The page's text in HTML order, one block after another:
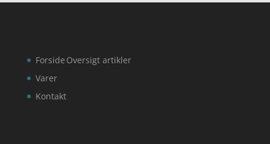
Forside
Varer
Kontakt
Oversigt artikler